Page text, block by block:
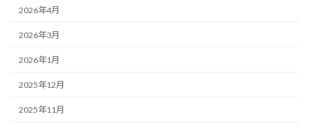
2026年4月
2026年3月
2026年1月
2025年12月
2025年11月